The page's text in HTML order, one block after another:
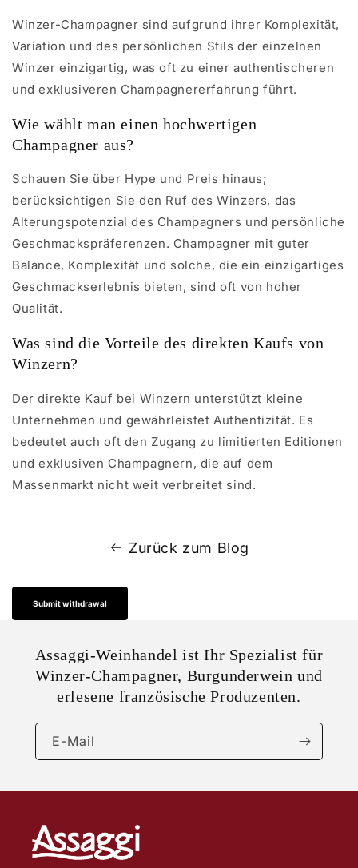
Winzer-Champagner sind aufgrund ihrer Komplexität,
Variation und des persönlichen Stils der einzelnen
Winzer einzigartig, was oft zu einer authentischeren
und exklusiveren Champagnererfahrung führt.
Wie wählt man einen hochwertigen
Champagner aus?
Schauen Sie über Hype und Preis hinaus;
berücksichtigen Sie den Ruf des Winzers, das
Alterungspotenzial des Champagners und persönliche
Geschmackspräferenzen. Champagner mit guter
Balance, Komplexität und solche, die ein einzigartiges
Geschmackserlebnis bieten, sind oft von hoher
Qualität.
Was sind die Vorteile des direkten Kaufs von
Winzern?
Der direkte Kauf bei Winzern unterstützt kleine
Unternehmen und gewährleistet Authentizität. Es
bedeutet auch oft den Zugang zu limitierten Editionen
und exklusiven Champagnern, die auf dem
Massenmarkt nicht weit verbreitet sind.
Zurück zum Blog
Submit withdrawal
Assaggi-Weinhandel ist Ihr Spezialist für
Winzer-Champagner, Burgunderwein und
erlesene französische Produzenten.
E-Mail